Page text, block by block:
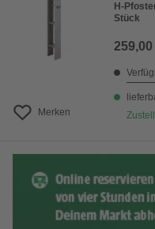
Merken
H-
Stück
259,00